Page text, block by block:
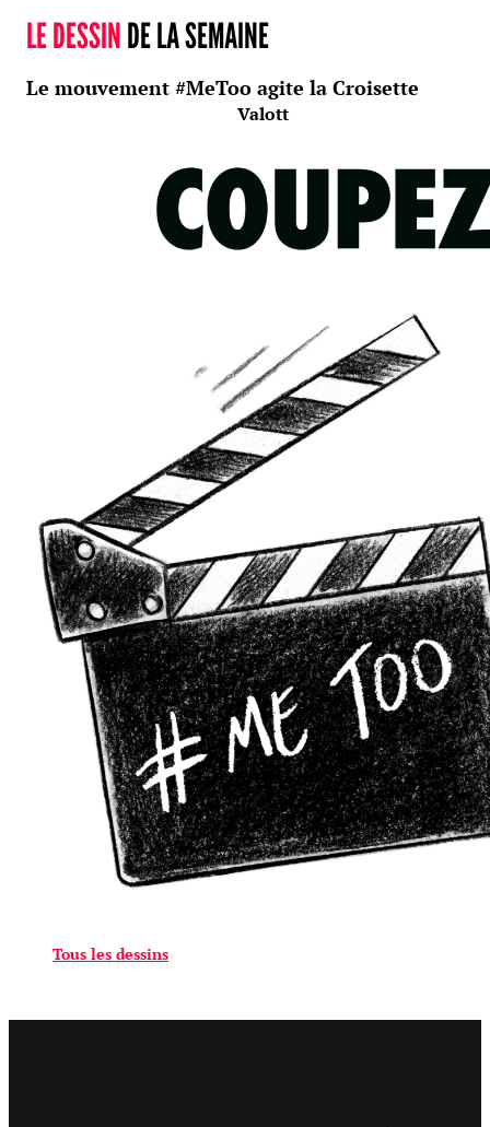
LE DESSINDE LA SEMAINE
Le mouvement #MeToo agite la Croisette
Valott
Tous les dessins